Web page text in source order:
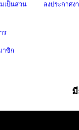
เป็นส่วน
ร
าชิก
ลงประกาศง